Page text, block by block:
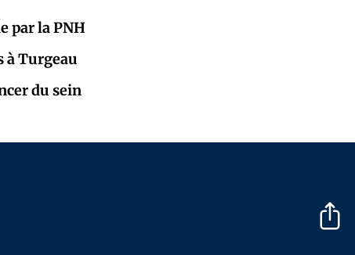
par la PNH
à Turgeau
du sein